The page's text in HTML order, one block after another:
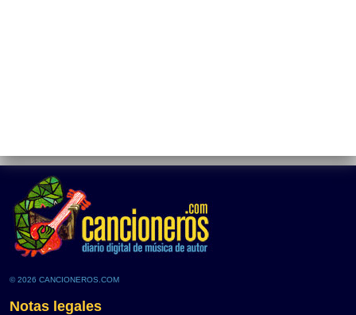
© 2026 CANCIONEROS.COM
Notas legales